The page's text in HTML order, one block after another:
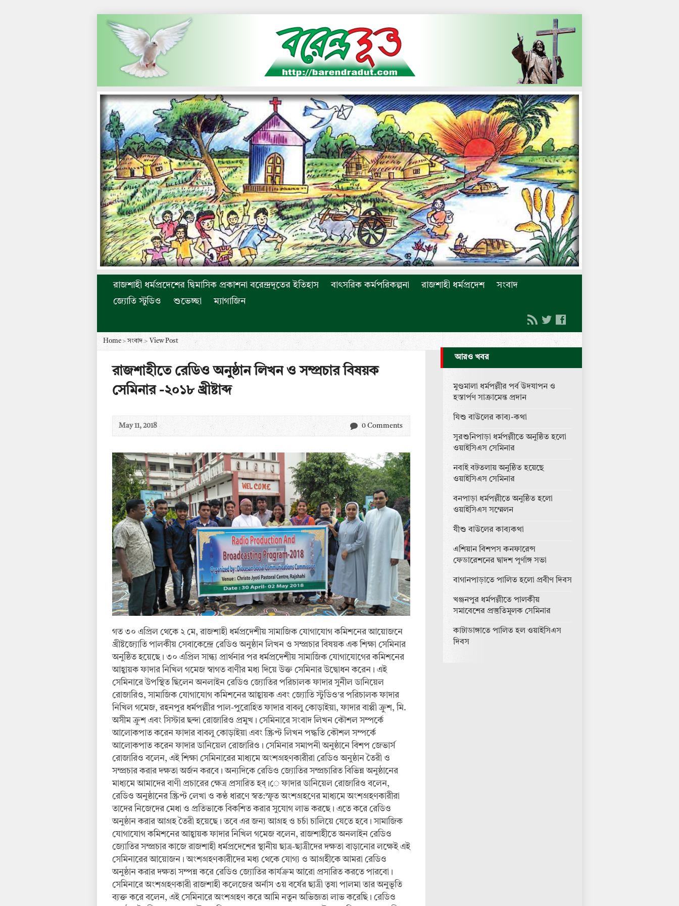
রাজশাহী ধর্মপ্রদেশের দ্বিমাসিক প্রকাশনা বরেন্দ্রদূতের ইতিহাস বাৎসরিক কর্মপরিকল্পনা রাজশাহী ধর্মপ্রদেশ
সংবাদ
জ্যোতি স্টুডিও
শুভেচ্ছা ম্যাগাজিন
Home >সংবাদ> View Post
রাজশাহীতে রেডিও অনুষ্ঠান লিখন ও সম্প্রচার বিষয়ক
সেমিনার -২০১৮ খ্রীষ্টাব্দ
May 11, 2018 0 Comments
গত ৩০ এপ্রিল থেকে ২ মে, রাজশাহী ধর্মপ্রদেশীয় সামাজিক যোগাযোগ কমিশনের আয়োজনে
খ্রীষ্টজ্যোতি পালকীয় সেবাকেন্দ্রে রেডিও অনুষ্ঠান লিখন ও সম্প্রচার বিষয়ক এক শিক্ষা সেমিনার
অনুষ্ঠিত হয়েছে। ৩০ এপ্রিল সান্ধ্য প্রার্থনার পর ধর্মপ্রদেশীয় সামাজিক যোগাযোগের কমিশনের
আহ্বায়ক ফাদার নিখিল গমেজ স্বাগত বাণীর মধ্য দিয়ে উক্ত সেমিনার উদ্বোধন করেন। এই
সেমিনারে উপস্থিত ছিলেন অনলাইন রেডিও জ্যোতির পরিচালক ফাদার সুনীল ডানিয়েল
রোজারিও, সামাজিক যোগাযোগ কমিশনের আহ্বায়ক এবং জ্যোতি স্টুডিও’র পরিচালক ফাদার
নিখিল গমেজ, রহনপুর ধর্মপল্লীর পাল-পুরোহিত ফাদার বাবলু কোড়াইয়া, ফাদার বাপ্পী ক্রুশ, মি.
অসীম ক্রুশ এবং সিস্টার ছন্দা রোজারিও প্রমুখ। সেমিনারে সংবাদ লিখন কৌশল সম্পর্কে
আলোকপাত করেন ফাদার বাবলু কোড়াইয়া এবং স্ক্রিপ্ট লিখন পদ্ধতি কৌশল সম্পর্কে
আলোকপাত করেন ফাদার ডানিয়েল রোজারিও। সেমিনার সমাপনী অনুষ্ঠানে বিশপ জেভার্স
রোজারিও বলেন, এই শিক্ষা সেমিনারের মাধ্যমে অংশগ্রহণকারীরা রেডিও অনুষ্ঠান তৈরী ও
সম্প্রচার করার দক্ষতা অর্জন করবে। অন্যদিকে রেডিও জ্যোতির সম্প্রচারিত বিভিন্ন অনুষ্ঠানের
মাধ্যমে আমাদের বাণী প্রচারের ক্ষেত্র প্রসারিত হব্।ে ফাদার ডানিয়েল রোজারিও বলেন,
রেডিও অনুষ্ঠানের স্ক্রিপ্ট লেখা ও কণ্ঠ ধারণে স্বত:স্ফূত অংশগ্রহণের মাধ্যমে অংশগ্রহণকারীরা
তাদের নিজেদের মেধা ও প্রতিভাকে বিকশিত করার সুযোগ লাভ করছে। এতে করে রেডিও
অনুষ্ঠান করার আগ্রহ তৈরী হয়েছে। তবে এর জন্য আগ্রহ ও চর্চা চালিয়ে যেতে হবে। সামাজিক
যোগাযোগ কমিশনের আহ্বায়ক ফাদার নিখিল গমেজ বলেন, রাজশাহীতে অনলাইন রেডিও
জ্যোতির সম্প্রচার কাজে রাজশাহী ধর্মপ্রদেশের স্থানীয় ছাত্র-ছাত্রীদের দক্ষতা বাড়ানোর লক্ষেই এই
সেমিনারের আয়োজন। অংশগ্রহণকারীদের মধ্য থেকে যোগ্য ও আগ্রহীকে আমরা রেডিও
অনুষ্ঠান করার দক্ষতা সম্পন্ন করে রেডিও জ্যোতির কার্যক্রম আরো প্রসারিত করতে পারবো।
সেমিনারে অংশগ্রহণকারী রাজশাহী কলেজের অর্নাস ৩য় বর্ষের ছাত্রী তৃষা পালমা তার অনুভূতি
ব্যক্ত করে বলেন, এই সেমিনারে অংশগ্রহণ করে আমি নতুন অভিজ্ঞতা লাভ করেছি। রেডিও
আরও খবর
মুণ্ডমালা ধর্মপল্লীর পর্ব উদযাপন ও
হস্তার্পণ সাক্রামেন্ত প্রদান
যিশু বাউলের কাব্য-কথা
সুরশুনিপাড়া ধর্মপল্লীতে অনুষ্ঠিত হলো
ওয়াইসিএস সেমিনার
নবাই বটতলায় অনুষ্ঠিত হয়েছে
ওয়াইসিএস সেমিনার
বনপাড়া ধর্মপল্লীতে অনুষ্ঠিত হলো
ওয়াইসিএস সম্মেলন
যীশু বাউলের কাব্যকথা
এশিয়ান বিশপস কনফারেন্স
ফেডারেশনের দ্বাদশ পূর্ণাঙ্গ সভা
বাগানপাড়াতে পালিত হলো প্রবীণ দিবস
খঞ্জনপুর ধর্মপল্লীতে পালকীয়
সমাবেশের প্রস্তুতিমূলক সেমিনার
কাটাডাঙ্গাতে পালিত হল ওয়াইসিএস
দিবস